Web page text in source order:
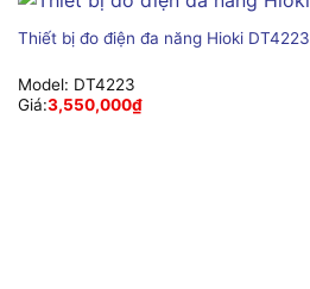
Thiết bị đo điện đa năng Hioki DT4223
Model: DT4223
Giá:3,550,000₫